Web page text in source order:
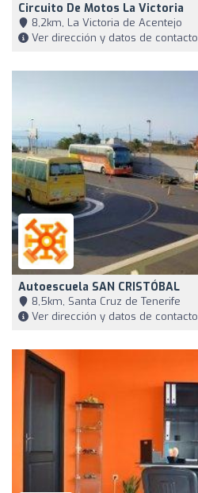
Circuito De Motos La Victoria
8,2km, La Victoria de Acentejo
Ver dirección y datos de contacto
Autoescuela SAN CRISTÓBAL
8,5km, Santa Cruz de Tenerife
Ver dirección y datos de contacto